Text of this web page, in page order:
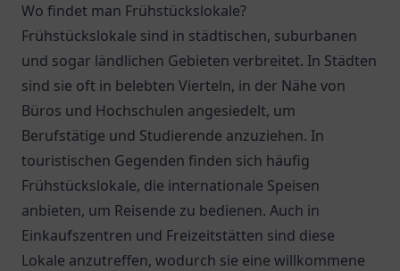
Wo findet man Frühstückslokale?
Frühstückslokale sind in städtischen, suburbanen
und sogar ländlichen Gebieten verbreitet. In Städten
sind sie oft in belebten Vierteln, in der Nähe von
Büros und Hochschulen angesiedelt, um
Berufstätige und Studierende anzuziehen. In
touristischen Gegenden finden sich häufig
Frühstückslokale, die internationale Speisen
anbieten, um Reisende zu bedienen. Auch in
Einkaufszentren und Freizeitstätten sind diese
Lokale anzutreffen, wodurch sie eine willkommene